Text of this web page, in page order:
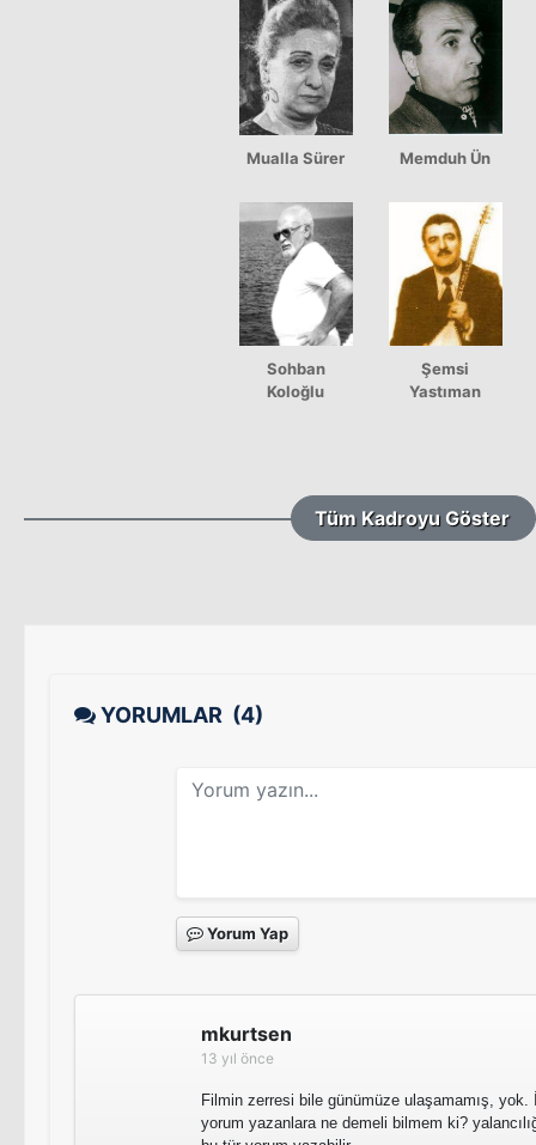
Mualla Sürer Memduh Ün
Sohban
Koloğlu
Şemsi
Yastıman
Tüm Kadroyu Göster
YORUMLAR (4)
Yorum Yap
mkurtsen
13 yıl önce
Filmin zerresi bile günümüze ulaşamamış,
yorum yazanlara ne demeli bilmem ki?